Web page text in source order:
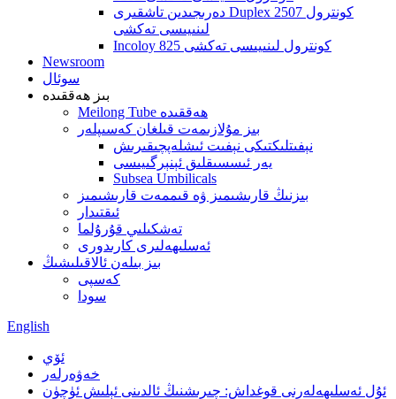
دەرىجىدىن تاشقىرى Duplex 2507 كونترول
لىنىيىسى تەكشى
Incoloy 825 كونترول لىنىيىسى تەكشى
Newsroom
سوئال
بىز ھەققىدە
Meilong Tube ھەققىدە
بىز مۇلازىمەت قىلغان كەسىپلەر
نېفىتلىكتىكى نېفىت ئىشلەپچىقىرىش
يەر ئىسسىقلىق ئېنېرگىيىسى
Subsea Umbilicals
بىزنىڭ قارىشىمىز ۋە قىممەت قارىشىمىز
ئىقتىدار
تەشكىلىي قۇرۇلما
ئەسلىھەلىرى كارىدورى
بىز بىلەن ئالاقىلىشىڭ
كەسپى
سودا
English
ئۆي
خەۋەرلەر
ئۇل ئەسلىھەلەرنى قوغداش: چىرىشنىڭ ئالدىنى ئېلىش ئۈچۈن